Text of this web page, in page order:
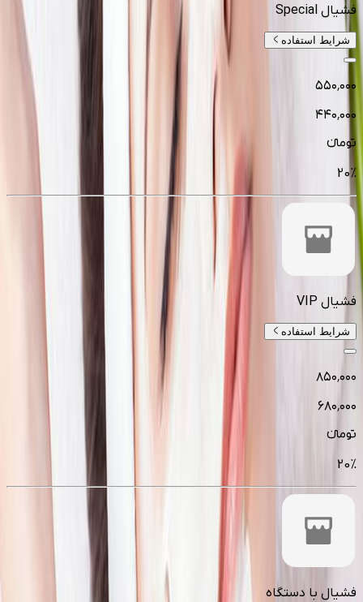
فشیال Special
شرایط استفاده
۵۵۰٬۰۰۰
۴۴۰٬۰۰۰
تومانءء
20%
فشیال VIP
شرایط استفاده
۸۵۰٬۰۰۰
۶۸۰٬۰۰۰
تومانءء
20%
فشیال با دستگاه